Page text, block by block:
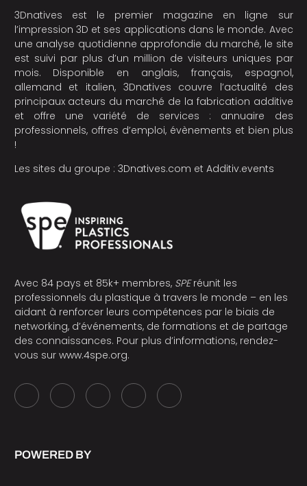
3Dnatives est le premier magazine en ligne sur
l’impression 3D et ses applications dans le monde. Avec
une analyse quotidienne approfondie du marché, le site
est suivi par plus d’un million de visiteurs uniques par
mois. Disponible en anglais, français, espagnol,
allemand et italien, 3Dnatives couvre l’actualité des
principaux acteurs du marché de la fabrication additive
et offre une variété de services : annuaire des
professionnels, offres d’emploi, évènements et bien plus
!
Les sites du groupe : 3Dnatives.com et Additiv.events
Avec 84 pays et 85k+ membres, SPEréunit les
professionnels du plastique à travers le monde – en les
aidant à renforcer leurs compétences par le biais de
networking, d’événements, de formations et de partage
des connaissances. Pour plus d’informations, rendez-
vous sur www.4spe.org.
POWERED BY